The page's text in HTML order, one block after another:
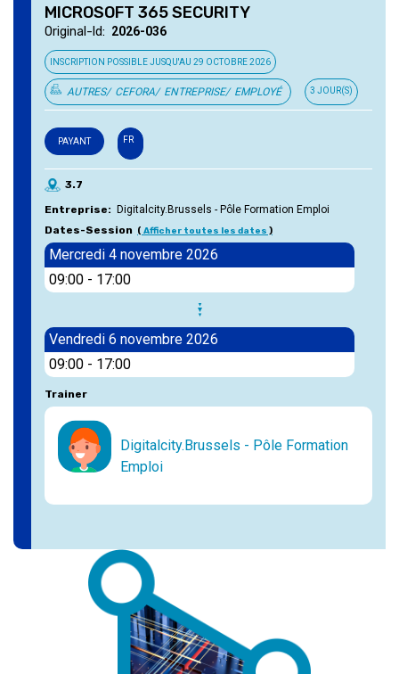
MICROSOFT 365 SECURITY
Original-Id 2026-036
INSCRIPTION POSSIBLE JUSQU'AU 29 OCTOBRE 2026
AUTRES CEFORA ENTREPRISE EMPLOYÉ 3 JOUR(S)
PAYANT FR
3.7
Entreprise
Digitalcity.Brussels - Pôle Formation Emploi
Dates-Session
Afficher toutes les dates
Mercredi 4 novembre 2026
09:00 - 17:00
Vendredi 6 novembre 2026
09:00 - 17:00
Trainer
Digitalcity.Brussels - Pôle Formation
Emploi